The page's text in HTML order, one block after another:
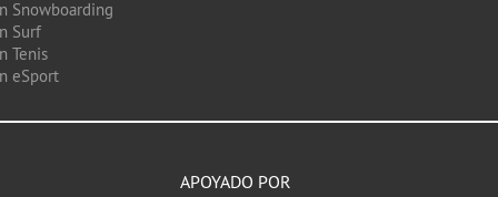
Snowboarding
Surf
Tenis
eSport
APOYADO POR